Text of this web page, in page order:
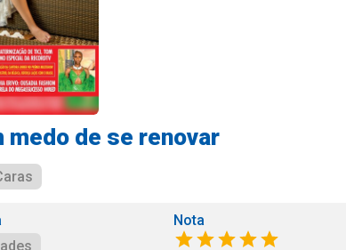
medo de se renovar
Nota